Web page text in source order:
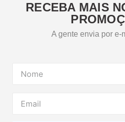
RECEBA MAIS
A gente envia por e-